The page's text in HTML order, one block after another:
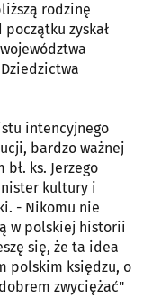
rodzinę
początku zyskał
intencyjnego
bardzo ważnej
ks. Jerzego
kultury i
- Nikomu nie
w polskiej historii
się, że ta idea
polskim księdzu, o
zwyciężać"